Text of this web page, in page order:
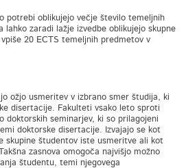
potrebi oblikujejo večje število temeljnih
lahko zaradi lažje izvedbe oblikujejo skupne
20 ECTS temeljnih predmetov v
ožjo usmeritev v izbrano smer študija, ki
disertacije. Fakulteti vsako leto sproti
doktorskih seminarjev, ki so prilagojeni
doktorske disertacije. Izvajajo se kot
skupine študentov iste usmeritve ali kot
zasnova omogoča najvišjo možno
študentu, temi njegovega